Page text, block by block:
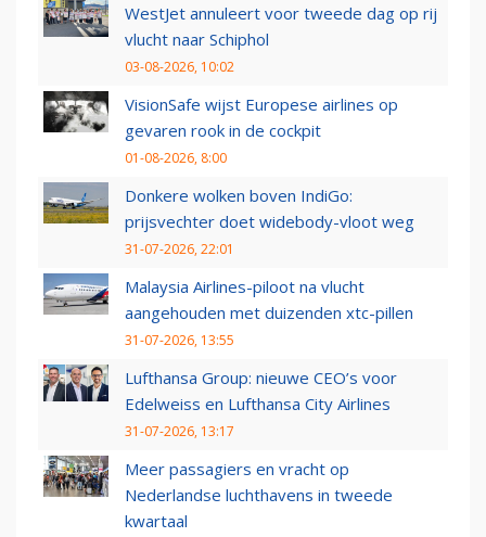
WestJet annuleert voor tweede dag op rij
vlucht naar Schiphol
03-08-2026, 10:02
VisionSafe wijst Europese airlines op
gevaren rook in de cockpit
01-08-2026, 8:00
Donkere wolken boven IndiGo:
prijsvechter doet widebody-vloot weg
31-07-2026, 22:01
Malaysia Airlines-piloot na vlucht
aangehouden met duizenden xtc-pillen
31-07-2026, 13:55
Lufthansa Group: nieuwe CEO’s voor
Edelweiss en Lufthansa City Airlines
31-07-2026, 13:17
Meer passagiers en vracht op
Nederlandse luchthavens in tweede
kwartaal